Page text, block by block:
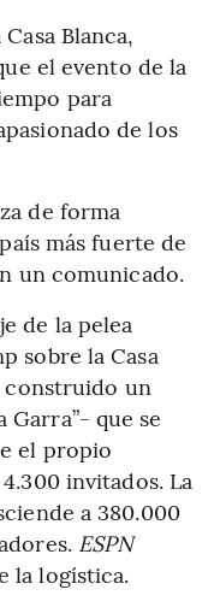
Blanca,
el evento de la
para
de los
de forma
más fuerte de
un comunicado.
de la pelea
sobre la Casa
construido un
que se
el propio
invitados. La
a 380.000
ESPN
la logística.